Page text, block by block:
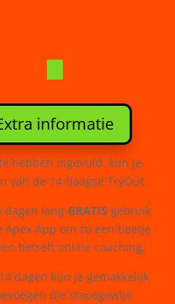
informatie
hebben ingevuld, kun je
van de 14-daagse TryOut.
dagen lang GRATISgebruik
Apex App om zo een beetje
betreft online coaching.
dagen kun je gemakkelijk
die stapsgewijs